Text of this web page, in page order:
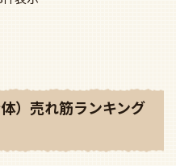
）売れ筋ランキング